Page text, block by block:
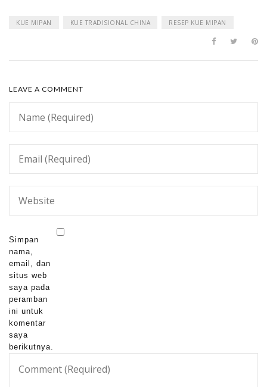
KUE MIPAN KUE TRADISIONAL CHINA RESEP KUE MIPAN
LEAVE A COMMENT
Simpan
nama,
email, dan
situs web
saya pada
peramban
ini untuk
komentar
saya
berikutnya.